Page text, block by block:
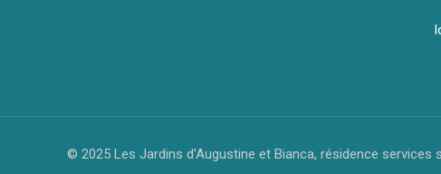
© 2025 Les Jardins d'Augustine et Bianca, résidence services